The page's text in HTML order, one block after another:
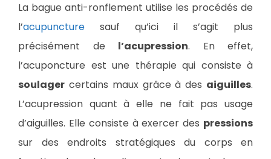
La bague anti-ronflement utilise les procédés de
l’acupuncture sauf qu’ici il s’agit plus
précisément de l’acupression. En effet,
l’acuponcture est une thérapie qui consiste à
soulager certains maux grâce à des aiguilles.
L’acupression quant à elle ne fait pas usage
d’aiguilles. Elle consiste à exercer des pressions
sur des endroits stratégiques du corps en